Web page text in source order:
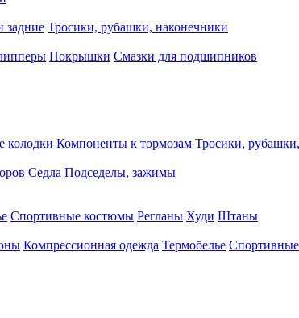
задние Тросики, рубашки, наконечники
Покрышки Смазки для подшипников
колодки Компоненты к тормозам Тросики,
Седла Подседелы, зажимы
Спортивные костюмы Регланы Худи Штаны
Компрессионная одежда Термобелье